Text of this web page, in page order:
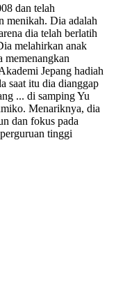
dan telah
menikah. Dia adalah
dia telah berlatih
melahirkan anak
memenangkan
Jepang hadiah
saat itu dia dianggap
... di samping Yu
Menariknya, dia
dan fokus pada
tinggi